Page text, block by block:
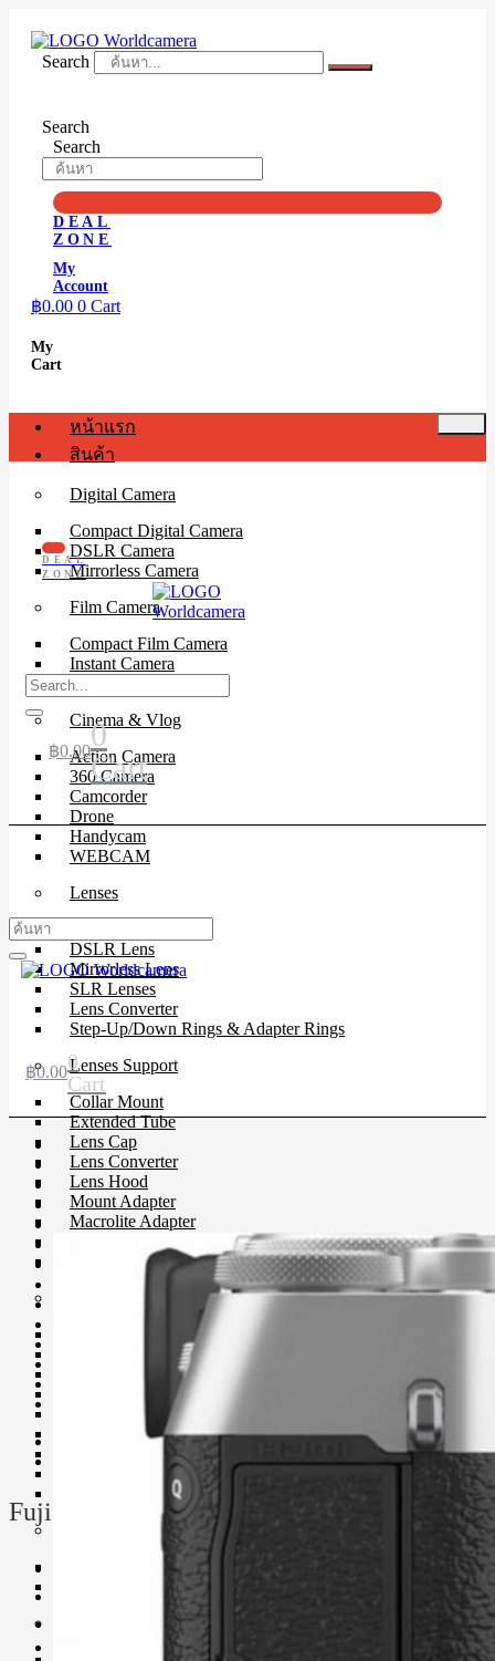
contentSearch
Search
Search
DEAL
ZONE
My
Account
฿0.00 0 Cart
My
Cart
หน้าแรก
สินค้า
Digital Camera
Compact Digital Camera
DSLR Camera
Mirrorless Camera
Film Camera
Compact Film Camera
Instant Camera
SLR Camera
Cinema & Vlog
Action Camera
360 Camera
Camcorder
Drone
Handycam
WEBCAM
Lenses
DSLR Lens
Mirrorless Lens
SLR Lenses
Lens Converter
Step-Up/Down Rings & Adapter Rings
Lenses Support
Collar Mount
Extended Tube
Lens Cap
Lens Converter
Lens Hood
Mount Adapter
Macrolite Adapter
USB Dock
Step-Up/Down Rings & Adapter Rings
Special Effect Filter
DEAL
ZONE
฿0.000
Cart
฿0.000
Cart
Fujifilm X100VI สินค้าประกันศูนย์
เซ็นเซอร์ APS-C แบบ X-Trans CMOS V
ชิปประมวลผล X-Processor 5
20 Film Simulations